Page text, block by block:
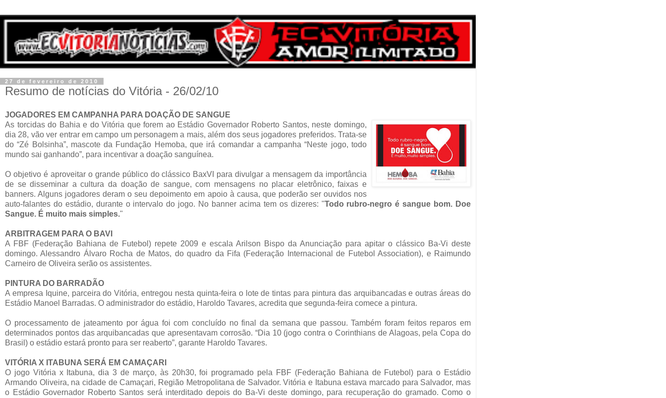
27 de fevereiro de 2010
Resumo de notícias do Vitória - 26/02/10
JOGADORES EM CAMPANHA PARA DOAÇÃO DE SANGUE
As torcidas do Bahia e do Vitória que forem ao Estádio Governador Roberto Santos, neste domingo,
dia 28, vão ver entrar em campo um personagem a mais, além dos seus jogadores preferidos. Trata-se
do “Zé Bolsinha”, mascote da Fundação Hemoba, que irá comandar a campanha “Neste jogo, todo
mundo sai ganhando”, para incentivar a doação sanguínea.
O objetivo é aproveitar o grande público do clássico BaxVI para divulgar a mensagem da importância
de se disseminar a cultura da doação de sangue, com mensagens no placar eletrônico, faixas e
banners. Alguns jogadores deram o seu depoimento em apoio à causa, que poderão ser ouvidos nos
auto-falantes do estádio, durante o intervalo do jogo. No banner acima tem os dizeres: "Todo rubro-negro é sangue bom. Doe
Sangue. É muito mais simples."
ARBITRAGEM PARA O BAVI
A FBF (Federação Bahiana de Futebol) repete 2009 e escala Arilson Bispo da Anunciação para apitar o clássico Ba-Vi deste
domingo. Alessandro Álvaro Rocha de Matos, do quadro da Fifa (Federação Internacional de Futebol Association), e Raimundo
Carneiro de Oliveira serão os assistentes.
PINTURA DO BARRADÃO
A empresa Iquine, parceira do Vitória, entregou nesta quinta-feira o lote de tintas para pintura das arquibancadas e outras áreas do
Estádio Manoel Barradas. O administrador do estádio, Haroldo Tavares, acredita que segunda-feira comece a pintura.
O processamento de jateamento por água foi com concluído no final da semana que passou. Também foram feitos reparos em
determinados pontos das arquibancadas que apresentavam corrosão. “Dia 10 (jogo contra o Corinthians de Alagoas, pela Copa do
Brasil) o estádio estará pronto para ser reaberto”, garante Haroldo Tavares.
VITÓRIA X ITABUNA SERÁ EM CAMAÇARI
O jogo Vitória x Itabuna, dia 3 de março, às 20h30, foi programado pela FBF (Federação Bahiana de Futebol) para o Estádio
Armando Oliveira, na cidade de Camaçari, Região Metropolitana de Salvador. Vitória e Itabuna estava marcado para Salvador, mas
o Estádio Governador Roberto Santos será interditado depois do Ba-Vi deste domingo, para recuperação do gramado. Como o